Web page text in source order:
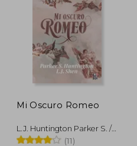
Mi Oscuro Romeo
L.J. Huntington Parker S. /
Shen
(11)